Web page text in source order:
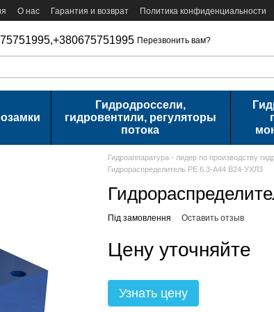
О нас Гарантия и возврат Политика конфиденциальности
+380675751995 Перезвонить вам?
Гидродроссели,
гидровентили, регуляторы
потока
Гидроаппаратура - лидер по производству
Гидрораспределитель РЕ 6.3-А44 В24-УХЛ3
Під замовлення Оставить отзыв
Цену уточняйте
Узнать цену